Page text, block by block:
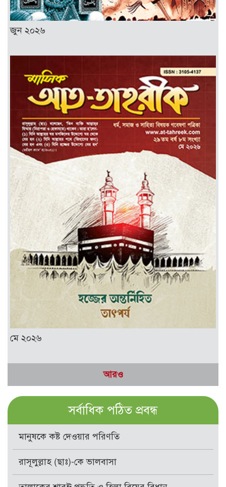
জুন ২০২৬
মে ২০২৬
আরও
সর্বাধিক পঠিত প্রবন্ধ
মানুষকে কষ্ট দেওয়ার পরিণতি
রাসূলুল্লাহ (ছাঃ)-কে ভালবাসা